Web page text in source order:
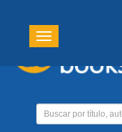
Toggle